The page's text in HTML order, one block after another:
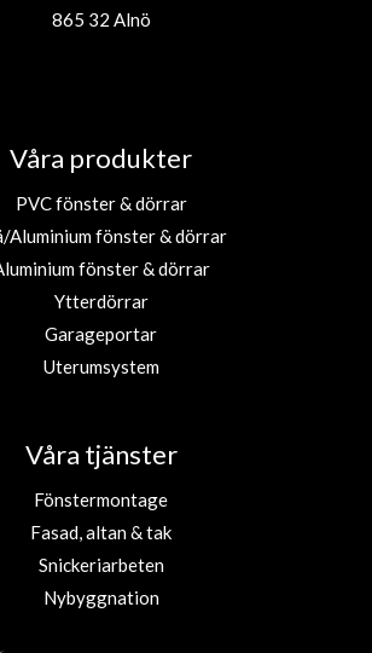
865 32 Alnö
Våra produkter
PVC fönster & dörrar
Aluminium fönster & dörrar
fönster & dörrar
Ytterdörrar
Garageportar
Uterumsystem
Våra tjänster
Fönstermontage
Fasad, altan & tak
Snickeriarbeten
Nybyggnation